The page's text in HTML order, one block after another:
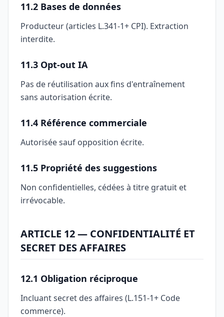
11.2 Bases de données
Producteur (articles L.341-1+ CPI). Extraction
interdite.
11.3 Opt-out IA
Pas de réutilisation aux fins d'entraînement
sans autorisation écrite.
11.4 Référence commerciale
Autorisée sauf opposition écrite.
11.5 Propriété des suggestions
Non confidentielles, cédées à titre gratuit et
irrévocable.
ARTICLE 12 — CONFIDENTIALITÉ ET
SECRET DES AFFAIRES
12.1 Obligation réciproque
Incluant secret des affaires (L.151-1+ Code
commerce).